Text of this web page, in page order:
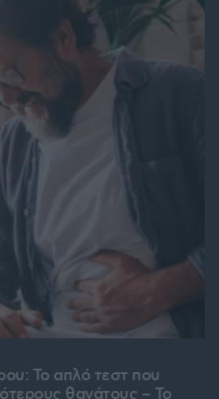
Το απλό τεστ που
θανάτους – Το